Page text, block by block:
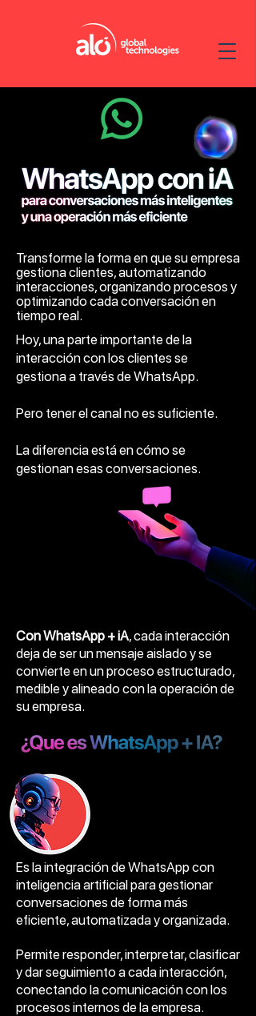
Transforme la forma en que su empresa
gestiona clientes, automatizando
interacciones, organizando procesos y
optimizando cada conversación en
tiempo real.
Hoy, una parte importante de la
interacción con los clientes se
gestiona a través de WhatsApp.
Pero tener el canal no es suficiente.
La diferencia está en cómo se
gestionan esas conversaciones.
Con WhatsApp + iA, cada interacción
deja de ser un mensaje aislado y se
convierte en un proceso estructurado,
medible y alineado con la operación de
su empresa.
Es la integración de WhatsApp con
inteligencia artificial para gestionar
conversaciones de forma más
eficiente, automatizada y organizada.
Permite responder, interpretar, clasificar
y dar seguimiento a cada interacción,
conectando la comunicación con los
procesos internos de la empresa.